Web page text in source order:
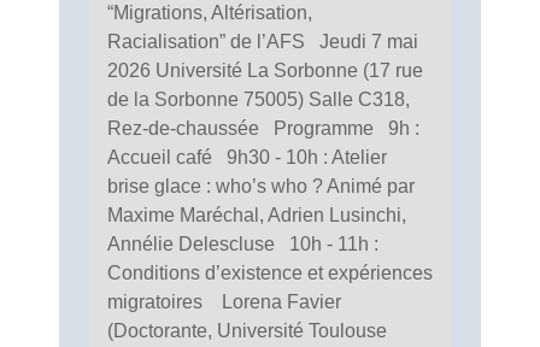
“Migrations, Altérisation,
Racialisation” de l’AFS Jeudi 7 mai
2026 Université La Sorbonne (17 rue
de la Sorbonne 75005) Salle C318,
Rez-de-chaussée Programme 9h :
Accueil café 9h30 - 10h : Atelier
brise glace : who’s who ? Animé par
Maxime Maréchal, Adrien Lusinchi,
Annélie Delescluse 10h - 11h :
Conditions d’existence et expériences
migratoires Lorena Favier
(Doctorante, Université Toulouse